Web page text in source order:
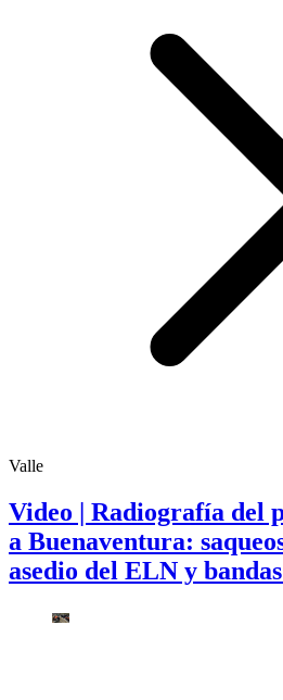
Valle
Video | Radiografía del
a Buenaventura:
asedio del ELN y